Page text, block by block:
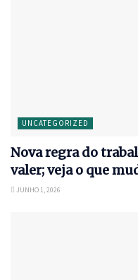
UNCATEGORIZED
Nova regra do
valer; veja o que
JUNHO 1, 2026